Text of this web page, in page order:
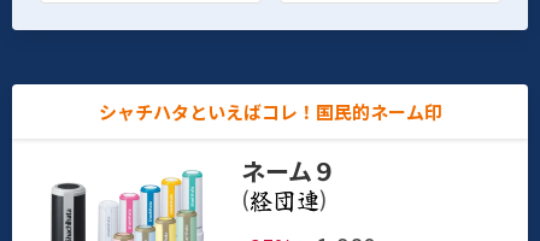
シャチハタといえばコレ！国民的ネーム印
ネーム９
(
)